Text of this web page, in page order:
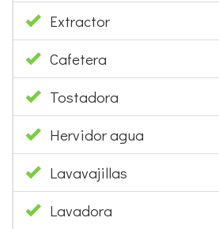
Extractor
Cafetera
Tostadora
Hervidor agua
Lavavajillas
Lavadora